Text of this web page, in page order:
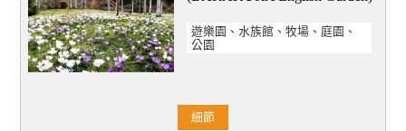
遊樂園、水族館、牧場、庭園、
公園
細節